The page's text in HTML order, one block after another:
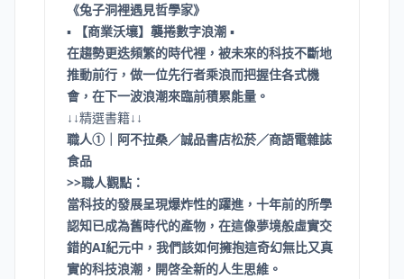
《兔子洞裡遇見哲學家》
▪
【商業沃壤】襲捲數字浪潮 ▪
在趨勢更迭頻繁的時代裡，被未來的科技不斷地
推動前行，做一位先行者乘浪而把握住各式機
會，在下一波浪潮來臨前積累能量。
↓↓精選書籍↓↓
職人①｜阿不拉桑／誠品書店松菸／商語電雜誌
食品
>>職人觀點：
當科技的發展呈現爆炸性的躍進，十年前的所學
認知已成為舊時代的產物，在這像夢境般虛實交
錯的AI紀元中，我們該如何擁抱這奇幻無比又真
實的科技浪潮，開啓全新的人生思維。